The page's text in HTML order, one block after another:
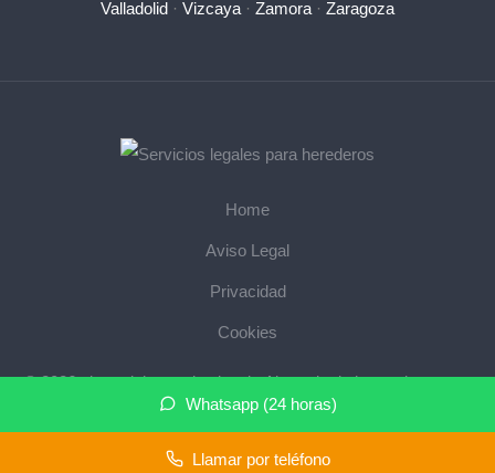
Whatsapp (24 horas)
Llamar por teléfono
Valladolid · Vizcaya · Zamora · Zaragoza
Home
Aviso Legal
Privacidad
Cookies
© 2026 abogadoherencias.legal · Abogado de herencias cerca
de mi ·Mapa del sitio